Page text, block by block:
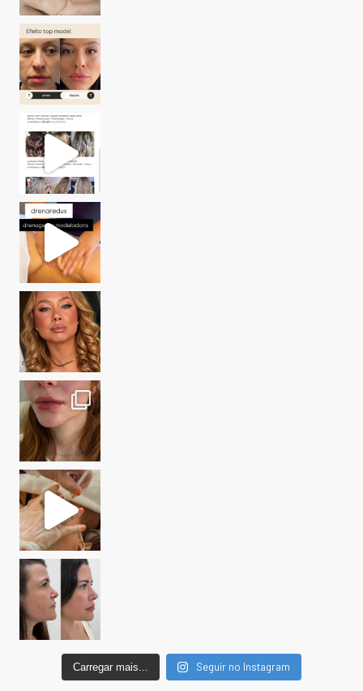
Carregar mais... Seguir no Instagram